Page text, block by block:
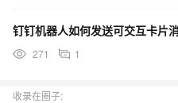
钉钉机器人如何发送可交互卡片
271 1
收录在圈子: